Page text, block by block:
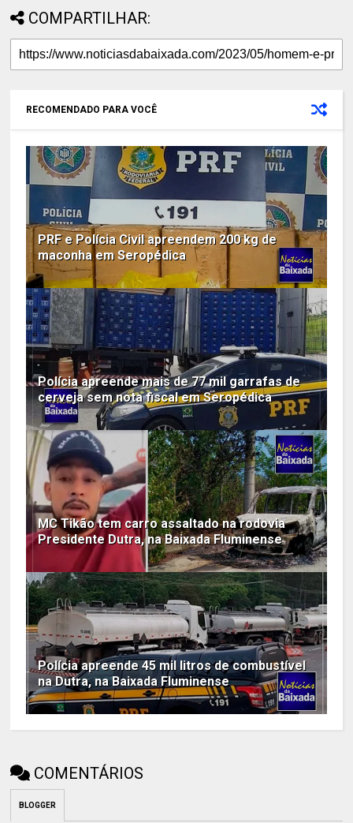
COMPARTILHAR:
RECOMENDADO PARA VOCÊ
PRF e Polícia Civil apreendem 200 kg de
maconha em Seropédica
Polícia apreende mais de 77 mil garrafas de
cerveja sem nota fiscal em Seropédica
MC Tikão tem carro assaltado na rodovia
Presidente Dutra, na Baixada Fluminense
Polícia apreende 45 mil litros de combustível
na Dutra, na Baixada Fluminense
COMENTÁRIOS
BLOGGER